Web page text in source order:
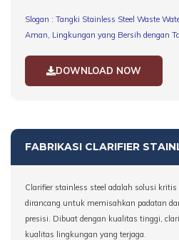
Slogan : Tangki Stainless Steel Waste
Aman, Lingkungan yang Bersih dengan
DOWNLOAD NOW
FABRIKASI CLARIFIER
Clarifier stainless steel adalah solusi
dirancang untuk memisahkan padatan
presisi. Dibuat dengan kualitas tinggi,
kualitas lingkungan yang terjaga.